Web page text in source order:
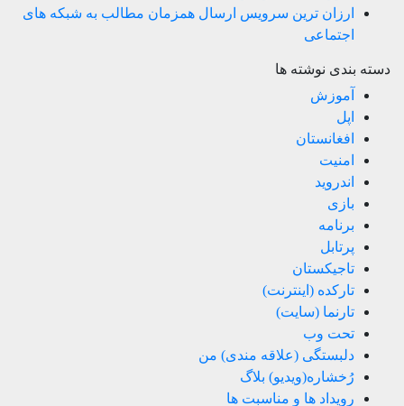
ارزان ترین سرویس ارسال همزمان مطالب به شبکه های
اجتماعی
دسته بندی نوشته ها
آموزش
اپل
افغانستان
امنیت
اندروید
بازی
برنامه
پرتابل
تاجیکستان
تارکده (اینترنت)
تارنما (سایت)
تحت وب
دلبستگی (علاقه مندی) من
رُخشاره(ویدیو) بلاگ
رویداد ها و مناسبت ها